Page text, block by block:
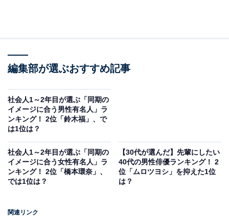
います。
2021年から活動休止中の嵐は、4月10日にグループの新
会社「株式会社嵐」を設立したことを発表。ファンの間
では「活動再開か？」と、歓迎ムードが広がっていま
編集部が選ぶおすすめ記事
社会人1～2年目が選ぶ「同期の
イメージに合う男性有名人」ラ
ンキング！ 2位「鈴木福」、で
は1位は？
社会人1～2年目が選ぶ「同期の
イメージに合う女性有名人」ラ
ンキング！ 2位「橋本環奈」、
では1位は？
【30代が選んだ】先輩にしたい
40代の男性俳優ランキング！ 2
位「ムロツヨシ」を抑えた1位
は？
関連リンク